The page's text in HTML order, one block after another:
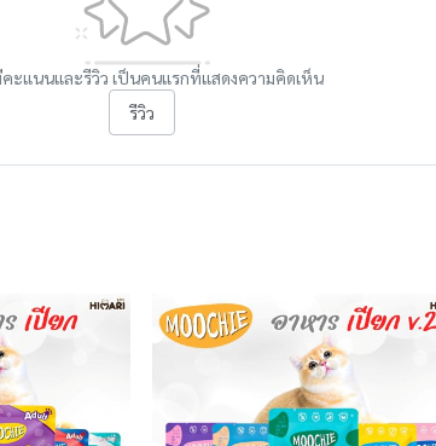
คะแนนและรีวิว เป็นคนแรกที่แสดงความคิดเห็น
รีวิว